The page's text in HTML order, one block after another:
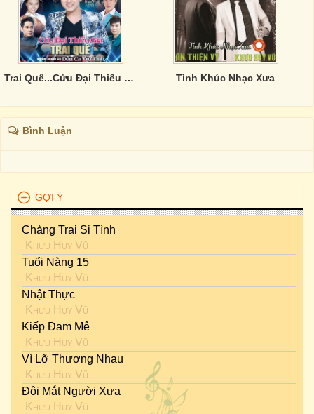
Trai Quê...Cửu Đại Thiếu Gia Tình Khúc Nhạc Xưa
Bình Luận
GỢI Ý
Chàng Trai Si Tình
Khưu Huy Vũ
Tuổi Nàng 15
Khưu Huy Vũ
Nhật Thực
Khưu Huy Vũ
Kiếp Đam Mê
Khưu Huy Vũ
Vì Lỡ Thương Nhau
Khưu Huy Vũ
Đôi Mắt Người Xưa
Khưu Huy Vũ